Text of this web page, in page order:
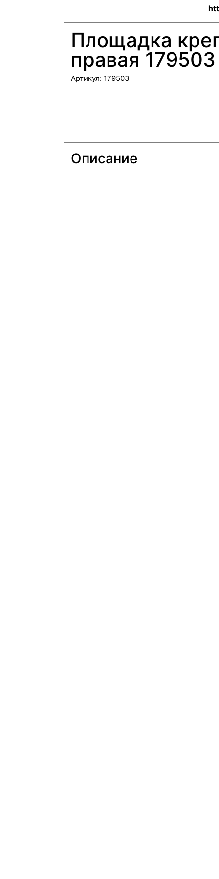
Площадка
правая 179503
Артикул: 179503
Описание